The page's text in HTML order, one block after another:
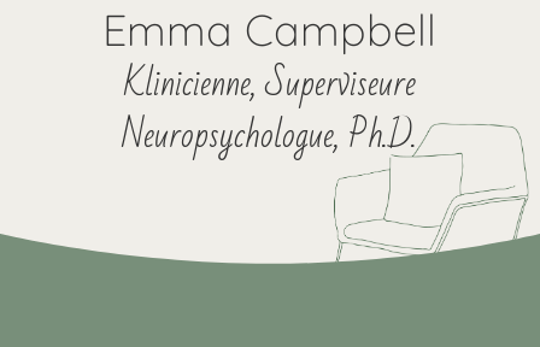
Emma Campbell
Klinicienne, Superviseure
Neuropsychologue, Ph.D.